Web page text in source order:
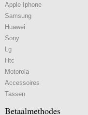
Apple Iphone
Samsung
Huawei
Sony
Lg
Htc
Motorola
Accessoires
Tassen
Betaalmethodes